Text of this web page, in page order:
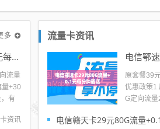
多
电信鄂速卡29元80G流量+0.1元每分钟通话
流量
量+30
有
，赠
资讯
流量卡资讯
原套餐39
优惠政策
G定向流
量按天折
电信赣天卡29元80G流量